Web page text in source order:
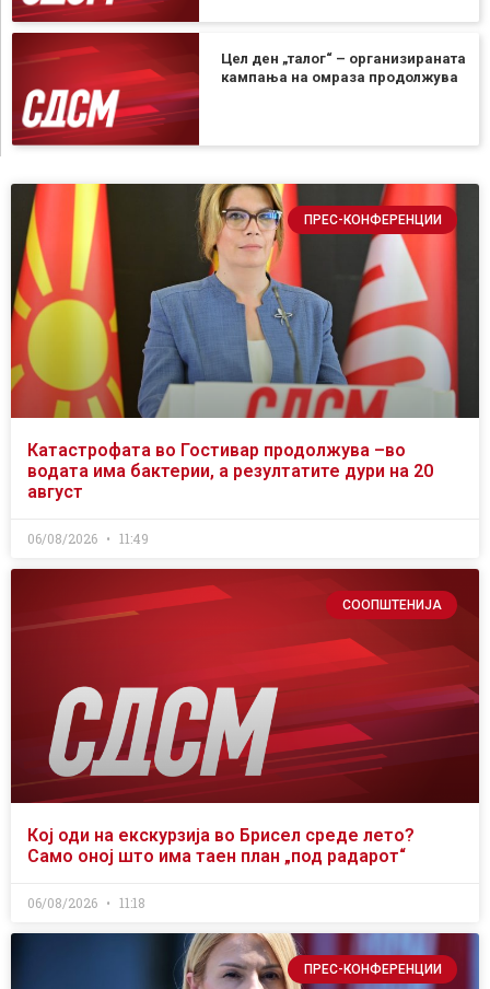
Цел ден „талог“ – организираната
кампања на омраза продолжува
ПРЕС-КОНФЕРЕНЦИИ
Катастрофата во Гостивар продолжува –во
водата има бактерии, а резултатите дури на 20
август
06/08/2026 11:49
СООПШТЕНИЈА
Кој оди на екскурзија во Брисел среде лето?
Само оној што има таен план „под радарот“
06/08/2026 11:18
ПРЕС-КОНФЕРЕНЦИИ